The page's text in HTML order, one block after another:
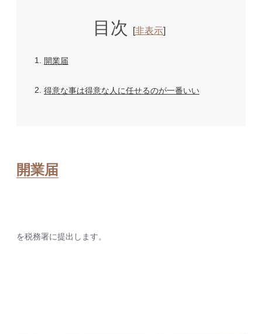
目次 [非表示]
1 開業届
2 得意な事は得意な人に任せるのが一番いい
開業届
を税務署に提出します。